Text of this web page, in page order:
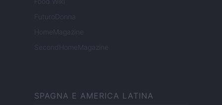
FuturoDonna
HomeMagazine
SecondHomeMagazine
SPAGNA E AMERICA LATINA